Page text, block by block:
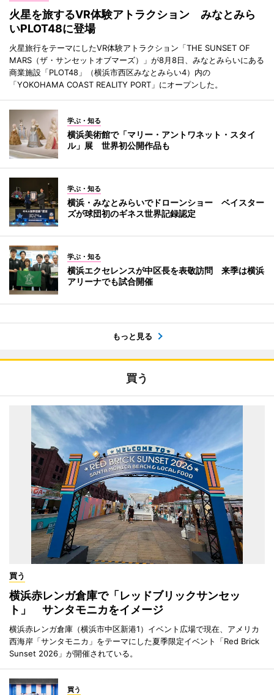
火星を旅するVR体験アトラクション みなとみら
いPLOT48に登場
火星旅行をテーマにしたVR体験アトラクション「THE SUNSET OF
MARS（ザ・サンセットオブマーズ）」が8月8日、みなとみらいにある
商業施設「PLOT48」（横浜市西区みなとみらい4）内の
「YOKOHAMA COAST REALITY PORT」にオープンした。
学ぶ・知る
横浜美術館で「マリー・アントワネット・スタイ
ル」展 世界初公開作品も
学ぶ・知る
横浜・みなとみらいでドローンショー ベイスター
ズが球団初のギネス世界記録認定
学ぶ・知る
横浜エクセレンスが中区長を表敬訪問 来季は横浜
アリーナでも試合開催
もっと見る
買う
買う
横浜赤レンガ倉庫で「レッドブリックサンセッ
ト」 サンタモニカをイメージ
横浜赤レンガ倉庫（横浜市中区新港1）イベント広場で現在、アメリカ
西海岸「サンタモニカ」をテーマにした夏季限定イベント「Red Brick
Sunset 2026」が開催されている。
買う